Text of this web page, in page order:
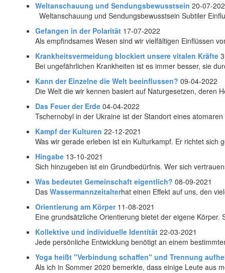
Weltanschauung und Sendungsbewusstsein 20-07-
Weltanschauung und Sendungsbewusstsein Subtiler
Gefangen in der Polarität 17-07-2022
Als empfindsames Wesen sind wir vielfältigen Einflüssen
Krankheitsvermeidung blockiert unsere vitalen Kräfte
Bei ungefährlichen Krankheiten ist es immer besser, sie
Kann der Einzelne die Welt beeinflussen? 09-04-2022
Die Welt die wir kennen basiert auf Naturgesetzen, deren
Das Feuer der Erde 04-04-2022
Tschernobyl in der Ukraine ist der Standort eines
Kampf der Kulturen 22-12-2021
Was wir gerade erleben ist ein Kulturkampf. Er richtet sich
Hingabe 13-10-2021
Sich hinzugeben ist ein Grundbedürfnis. Wer sich
Was bedeutet Gemeinschaft eigentlich? 08-09-2021
Das Wassermannzeitalterhat einen Effekt auf uns, den
Orientierung am Körper 11-08-2021
Eine grundsätzliche Orientierung bietet der eigene Körper.
Kollektive und individuelle Identität 22-03-2021
Jede persönliche Entwicklung benötigt an einem
Yoga heißt "Verbindung schaffen" und Trennung
Als ich in Sommer 2020 bemerkte, dass einige Leute aus